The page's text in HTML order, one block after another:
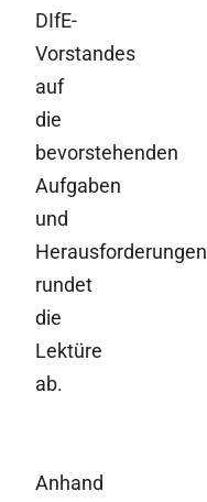
DIfE-
Vorstandes
auf
die
bevorstehenden
Aufgaben
und
Herausforderungen
rundet
die
Lektüre
ab.
Anhand